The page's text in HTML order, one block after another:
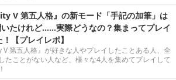
V 第五人格』の新モード「手記の加筆」は
いたけれど……実際どうなの？集まってプレイ
！【プレイレポ】
V 第五人格』が好きな人やプレイしたことある人、全
たことがない人など、様々な4人を集めてプレイして